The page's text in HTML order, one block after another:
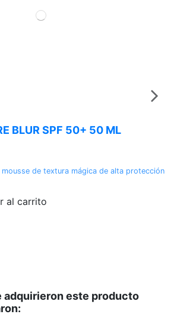
BLUR SPF 50+ 50 ML
mousse de textura mágica de alta protección
al carrito
adquirieron este producto